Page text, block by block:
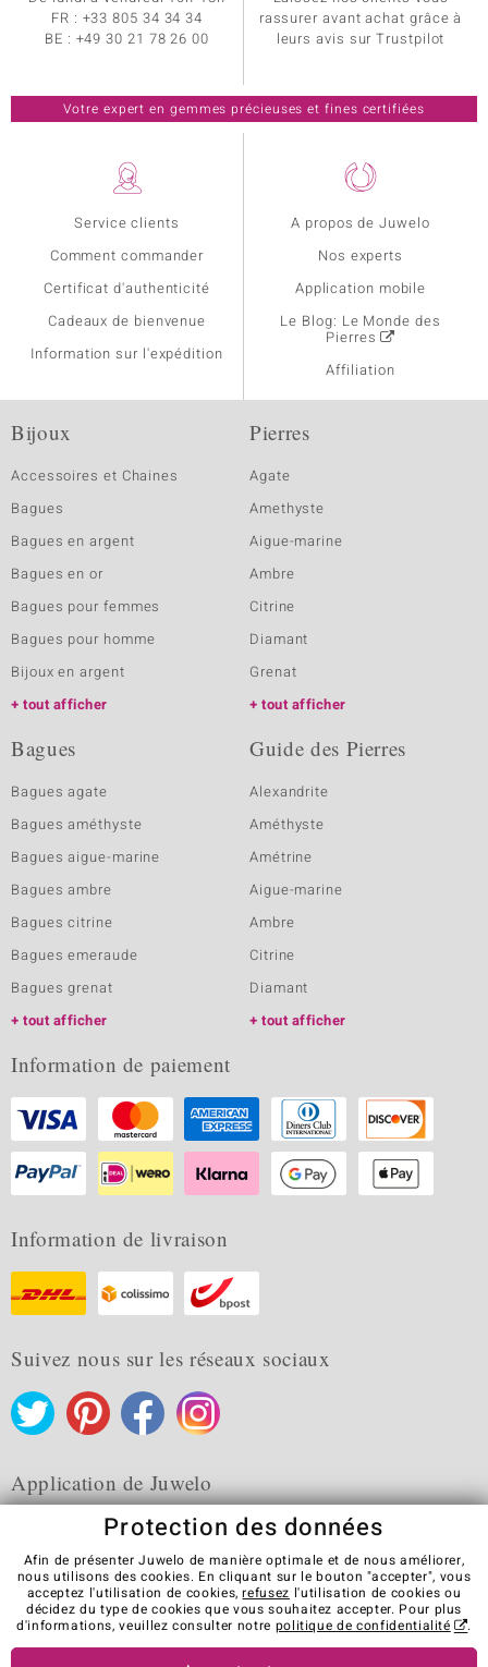
Service clients
Comment commander
Certificat d'authenticité
Cadeaux de bienvenue
Information sur l'expédition
A propos de Juwelo
Nos experts
Application mobile
Le Blog: Le Monde des
Pierres
Affiliation
FR : +33 805 34 34 34
BE : +49 30 21 78 26 00
rassurer avant achat grâce à
leurs avis sur Trustpilot
Votre expert en gemmes précieuses et fines certifiées
Bijoux
Accessoires et Chaines
Bagues
Bagues en argent
Bagues en or
Bagues pour femmes
Bagues pour homme
Bijoux en argent
tout afficher
Pierres
Agate
Amethyste
Aigue-marine
Ambre
Citrine
Diamant
Grenat
tout afficher
Bagues
Bagues agate
Bagues améthyste
Bagues aigue-marine
Bagues ambre
Bagues citrine
Bagues emeraude
Bagues grenat
tout afficher
Guide des Pierres
Alexandrite
Améthyste
Amétrine
Aigue-marine
Ambre
Citrine
Diamant
tout afficher
Information de paiement
Information de livraison
Suivez nous sur les réseaux sociaux
Application de Juwelo
CGV Protection des données
Cookies
Mentions légales
Contact
Révocation du contrat
Visit our stores in other countries:
Protection des données
Afin de présenter Juwelo de manière optimale et de nous améliorer,
nous utilisons des cookies. En cliquant sur le bouton "accepter", vous
acceptez l'utilisation de cookies,refusez l'utilisation de cookies ou
décidez du type de cookies que vous souhaitez accepter. Pour plus
d'informations, veuillez consulter notre politique de confidentialité .